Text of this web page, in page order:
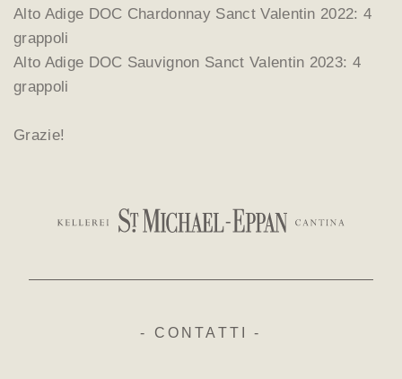
Alto Adige DOC Chardonnay Sanct Valentin 2022: 4
grappoli
Alto Adige DOC Sauvignon Sanct Valentin 2023: 4
grappoli
Grazie!
- CONTATTI -